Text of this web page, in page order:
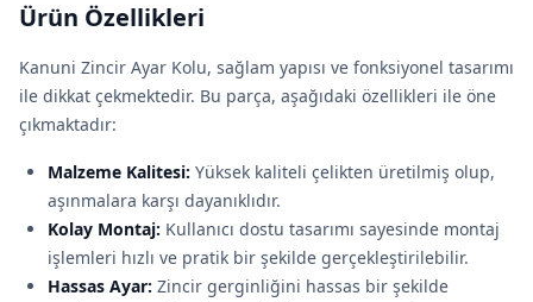
Ürün Özellikleri
Kanuni Zincir Ayar Kolu, sağlam yapısı ve fonksiyonel tasarımı
ile dikkat çekmektedir. Bu parça, aşağıdaki özellikleri ile öne
çıkmaktadır:
Malzeme Kalitesi: Yüksek kaliteli çelikten üretilmiş olup,
aşınmalara karşı dayanıklıdır.
Kolay Montaj: Kullanıcı dostu tasarımı sayesinde montaj
işlemleri hızlı ve pratik bir şekilde gerçekleştirilebilir.
Hassas Ayar: Zincir gerginliğini hassas bir şekilde